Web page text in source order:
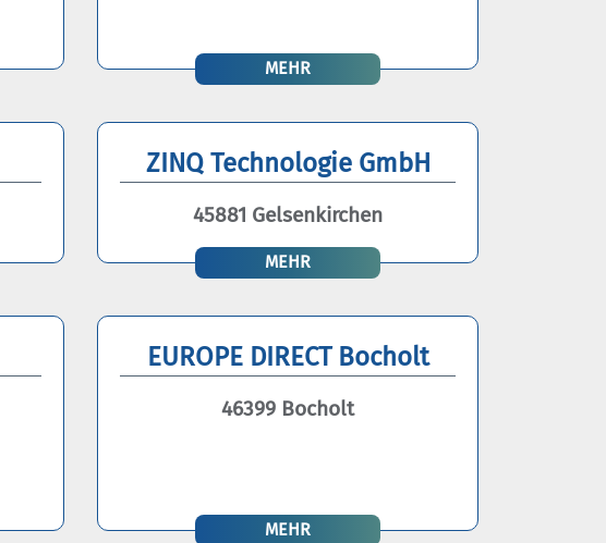
MEHR
ZINQ Technologie GmbH
45881 Gelsenkirchen
MEHR
EUROPE DIRECT Bocholt
46399 Bocholt
MEHR